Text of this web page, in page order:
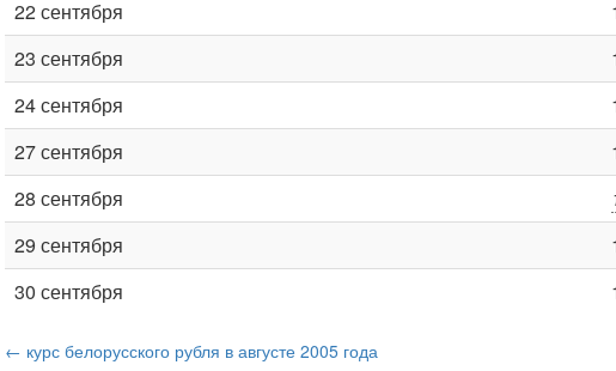
22 сентября
23 сентября
24 сентября
27 сентября
28 сентября
29 сентября
30 сентября
← курс белорусского рубля в августе 2005 года